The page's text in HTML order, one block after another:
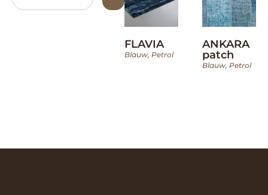
FLAVIA
Blauw, Petrol
ANKARA
patch
Blauw, Petrol